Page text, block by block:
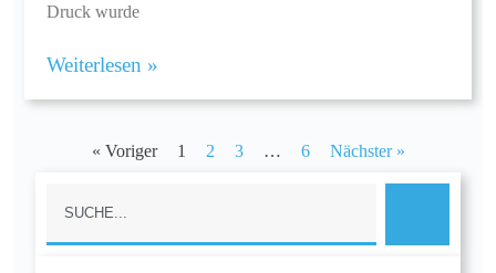
Druck wurde
Weiterlesen »
« Voriger 1 2 3 … 6 Nächster »